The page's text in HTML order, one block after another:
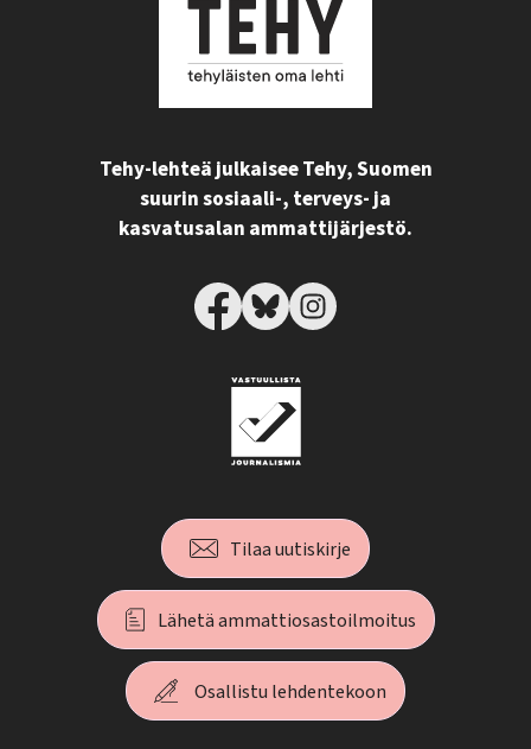
Tehy-lehteä julkaisee Tehy, Suomen
suurin sosiaali-, terveys- ja
kasvatusalan ammattijärjestö.
Tilaa uutiskirje
Lähetä ammattiosastoilmoitus
Osallistu lehdentekoon